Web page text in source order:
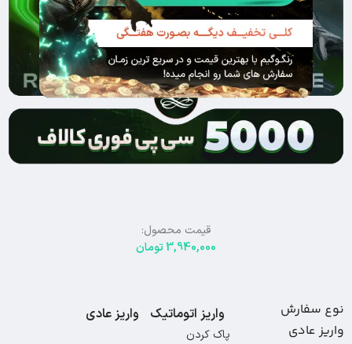
قیمت محصول:
3,940,000تومان
نوع سفارش
واریز عادی
واریز اتوماتیک واریز عادی
پاک کردن